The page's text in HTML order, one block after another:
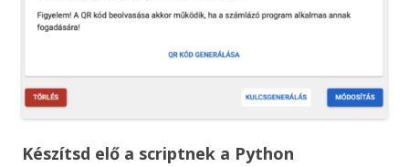
Készítsd elő a scriptnek a Python